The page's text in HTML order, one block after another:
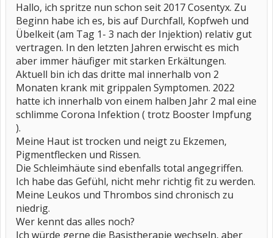
Hallo, ich spritze nun schon seit 2017 Cosentyx. Zu
Beginn habe ich es, bis auf Durchfall, Kopfweh und
Übelkeit (am Tag 1- 3 nach der Injektion) relativ gut
vertragen. In den letzten Jahren erwischt es mich
aber immer häufiger mit starken Erkältungen.
Aktuell bin ich das dritte mal innerhalb von 2
Monaten krank mit grippalen Symptomen. 2022
hatte ich innerhalb von einem halben Jahr 2 mal eine
schlimme Corona Infektion ( trotz Booster Impfung
).
Meine Haut ist trocken und neigt zu Ekzemen,
Pigmentflecken und Rissen.
Die Schleimhäute sind ebenfalls total angegriffen.
Ich habe das Gefühl, nicht mehr richtig fit zu werden.
Meine Leukos und Thrombos sind chronisch zu
niedrig.
Wer kennt das alles noch?
Ich würde gerne die Basistherapie wechseln, aber